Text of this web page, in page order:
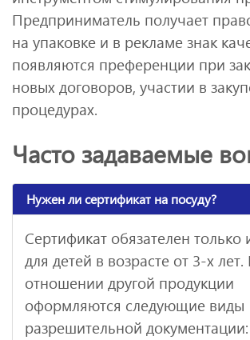
Предприниматель получает
на упаковке и в рекламе знак
появляются преференции при
новых договоров, участии в
процедурах.
Часто задаваемые
Нужен ли сертификат на посуду?
Сертификат обязателен только
для детей в возрасте от 3-х лет.
отношении другой продукции
оформляются следующие виды
разрешительной документации: